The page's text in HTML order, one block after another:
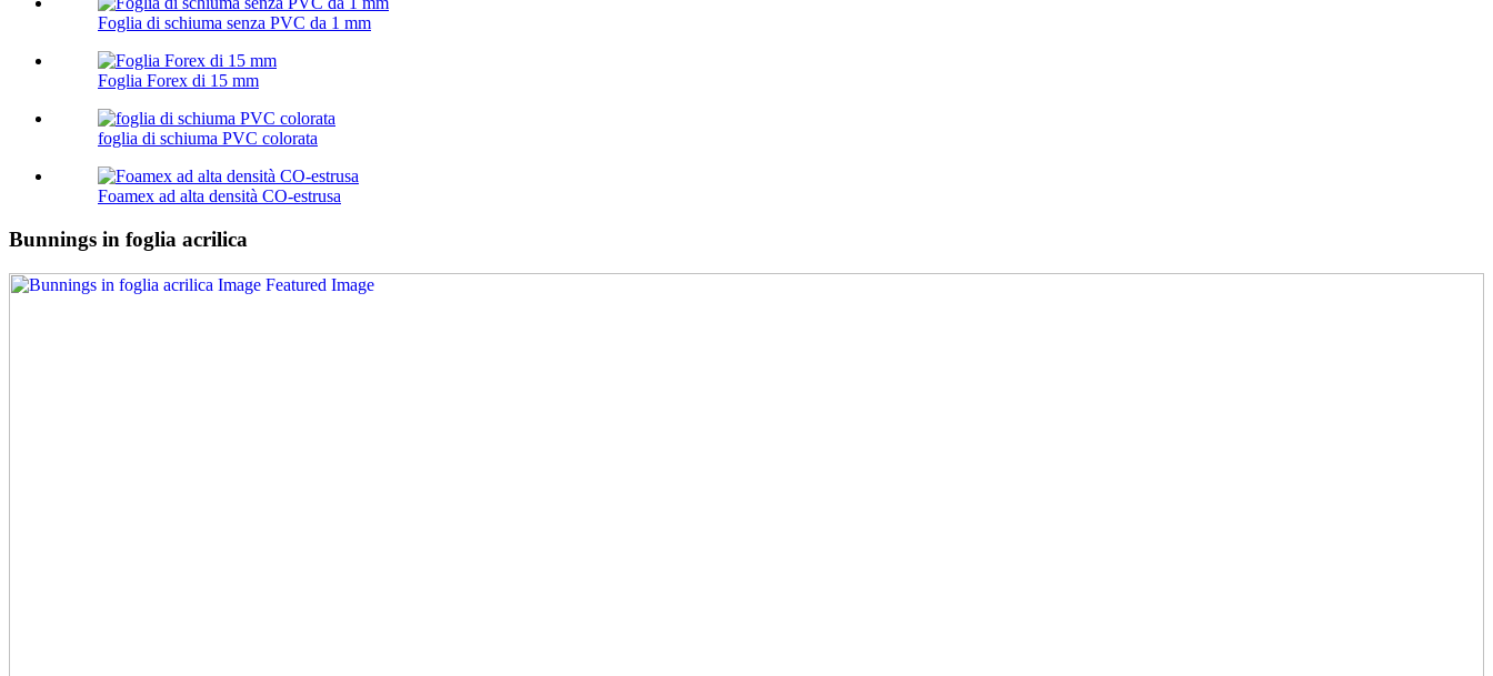
Foglia di schiuma senza PVC da 1 mm
Foglia Forex di 15 mm
foglia di schiuma PVC colorata
Foamex ad alta densità CO-estrusa
Bunnings in foglia acrilica